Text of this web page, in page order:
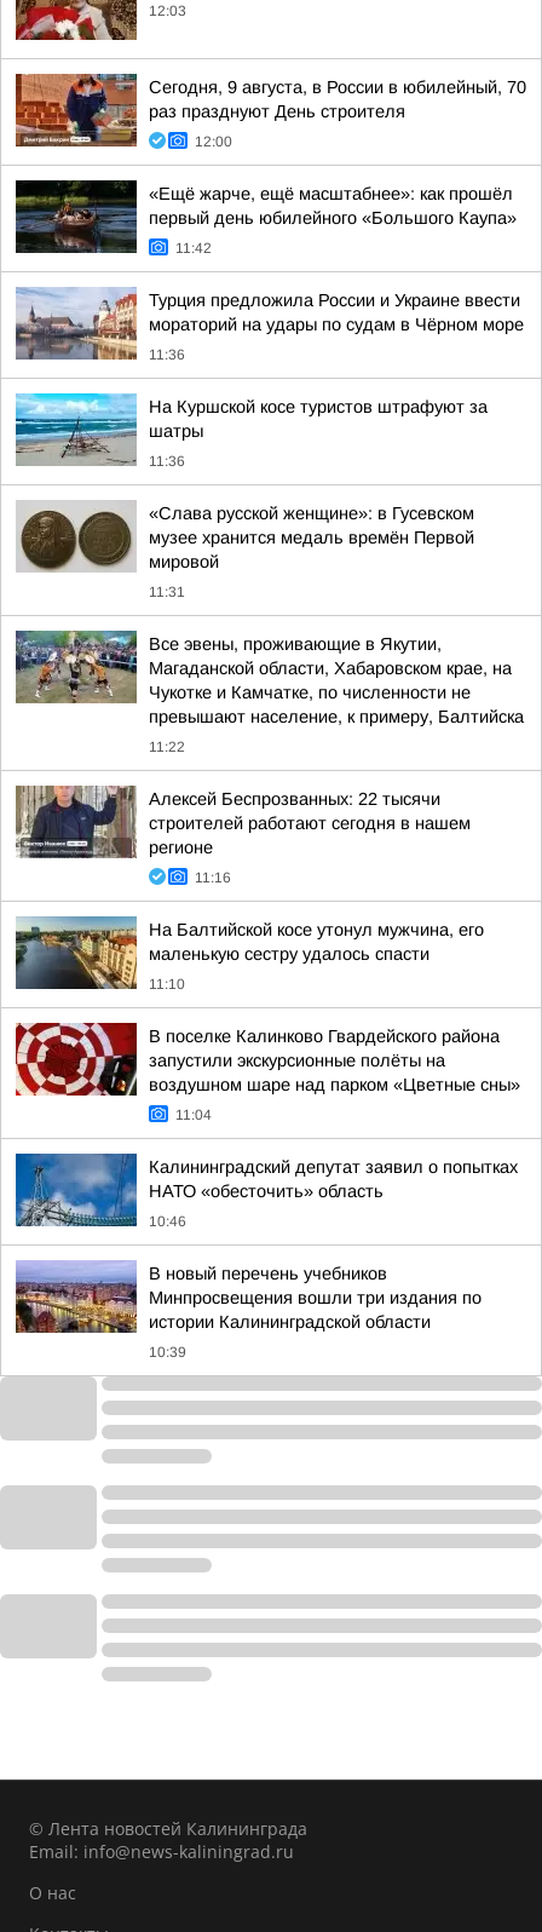
12:03
Сегодня, 9 августа, в России в юбилейный, 70
раз празднуют День строителя
12:00
«Ещё жарче, ещё масштабнее»: как прошёл
первый день юбилейного «Большого Каупа»
11:42
Турция предложила России и Украине ввести
мораторий на удары по судам в Чёрном море
11:36
На Куршской косе туристов штрафуют за
шатры
11:36
«Слава русской женщине»: в Гусевском
музее хранится медаль времён Первой
мировой
11:31
Все эвены, проживающие в Якутии,
Магаданской области, Хабаровском крае, на
Чукотке и Камчатке, по численности не
превышают население, к примеру, Балтийска
11:22
Алексей Беспрозванных: 22 тысячи
строителей работают сегодня в нашем
регионе
11:16
На Балтийской косе утонул мужчина, его
маленькую сестру удалось спасти
11:10
В поселке Калинково Гвардейского района
запустили экскурсионные полёты на
воздушном шаре над парком «Цветные сны»
11:04
Калининградский депутат заявил о попытках
НАТО «обесточить» область
10:46
В новый перечень учебников
Минпросвещения вошли три издания по
истории Калининградской области
10:39
© Лента новостей Калининграда
Email: info@news-kaliningrad.ru
О нас